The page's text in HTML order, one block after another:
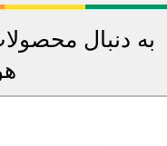
به دنبال